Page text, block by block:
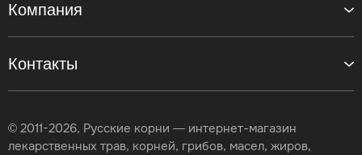
Контакты
Компания
© 2011-2026, Русские корни — интернет-магазин
лекарственных трав, корней, грибов, масел, жиров,